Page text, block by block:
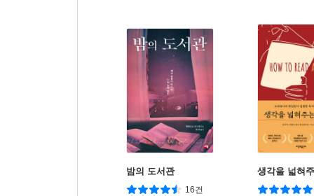
밤의 도서관
16건
생각을 넓혀